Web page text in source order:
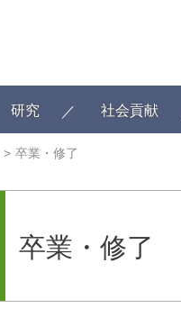
研究 社会貢献
卒業・修了
卒業・修了